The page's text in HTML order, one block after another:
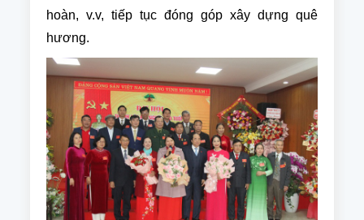
hoàn, v.v, tiếp tục đóng góp xây dựng quê
hương.